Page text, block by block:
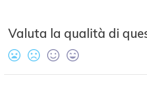
Valuta la qualità di